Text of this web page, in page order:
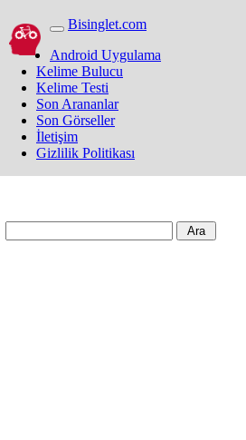
Bisinglet.com
Android Uygulama
Kelime Bulucu
Kelime Testi
Son Arananlar
Son Görseller
İletişim
Gizlilik Politikası